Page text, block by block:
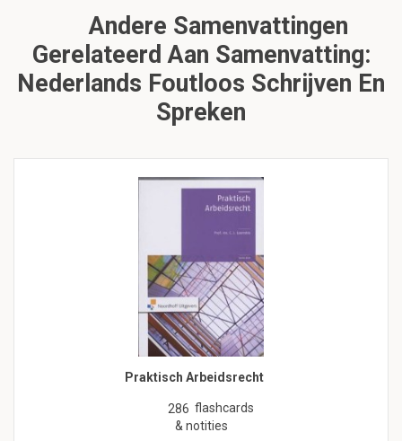
Andere Samenvattingen
Gerelateerd Aan Samenvatting:
Nederlands Foutloos Schrijven En
Spreken
Praktisch Arbeidsrecht
286 flashcards
& notities